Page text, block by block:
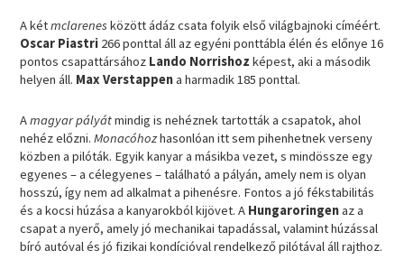
A kétmclarenesközött ádáz csata folyik első világbajnoki címéért.
Oscar Piastri 266 ponttal áll az egyéni ponttábla élén és előnye 16
pontos csapattársához Lando Norrishoz képest, aki a második
helyen áll. Max Verstappena harmadik 185 ponttal.
Amagyar pályátmindig is nehéznek tartották a csapatok, ahol
nehéz előzni.Monacóhozhasonlóan itt sem pihenhetnek verseny
közben a pilóták. Egyik kanyar a másikba vezet, s mindössze egy
egyenes – a célegyenes – található a pályán, amely nem is olyan
hosszú, így nem ad alkalmat a pihenésre. Fontos a jó fékstabilitás
és a kocsi húzása a kanyarokból kijövet. A Hungaroringenaz a
csapat a nyerő, amely jó mechanikai tapadással, valamint húzással
bíró autóval és jó fizikai kondícióval rendelkező pilótával áll rajthoz.